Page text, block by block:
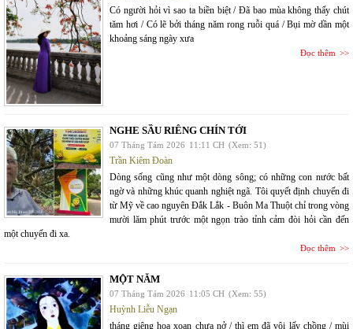
Có người hỏi vì sao ta biền biệt / Đã bao mùa không thấy chút
tăm hơi / Có lẽ bởi tháng năm rong ruỗi quá / Bụi mờ dần một
khoảng sáng ngày xưa
Đọc thêm
NGHE SẦU RIÊNG CHÍN TỚI
07 Tháng Tám 2026 11:11 CH (Xem: 51)
Trần Kiêm Đoàn
Dòng sống cũng như một dòng sông; có những con nước bất
ngờ và những khúc quanh nghiệt ngã. Tôi quyết định chuyến đi
từ Mỹ về cao nguyên Đắk Lắk - Buôn Ma Thuột chỉ trong vòng
mười lăm phút trước một ngọn trào tỉnh cảm đòi hỏi cần đến
một chuyến đi xa.
Đọc thêm
MỘT NĂM
07 Tháng Tám 2026 11:05 CH (Xem: 55)
Huỳnh Liễu Ngạn
tháng giêng hoa xoan chưa nở / thì em đã vội lấy chồng / mùi